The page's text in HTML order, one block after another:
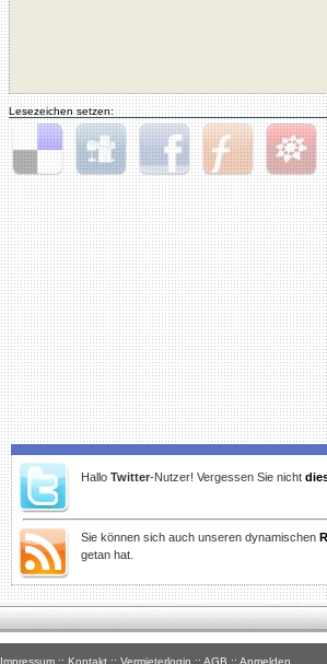
Lesezeichen setzen:
Delicious Digg Facebook Furl StudiVZ
Hallo Twitter-Nutzer! Vergessen Sie nicht
Sie können sich auch unseren dynamischen
getan hat.
Impressum :: Kontakt :: Vermieterlogin :: AGB :: Anmelden